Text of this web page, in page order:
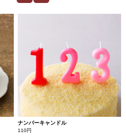
ナンバーキャンドル
110円